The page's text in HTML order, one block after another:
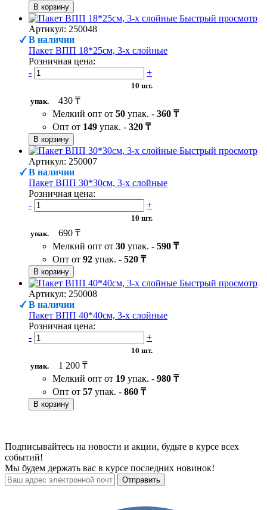
В корзину
Быстрый просмотр
Артикул: 250048
В наличии
Пакет ВПП 18*25см, 3-х слойные
Розничная цена:
-
+
10 шт.
упак.
430 ₸
Мелкий опт от 50 упак. - 360 ₸
Опт от 149 упак. - 320 ₸
В корзину
Быстрый просмотр
Артикул: 250007
В наличии
Пакет ВПП 30*30см, 3-х слойные
Розничная цена:
-
+
10 шт.
упак.
690 ₸
Мелкий опт от 30 упак. - 590 ₸
Опт от 92 упак. - 520 ₸
В корзину
Быстрый просмотр
Артикул: 250008
В наличии
Пакет ВПП 40*40см, 3-х слойные
Розничная цена:
-
+
10 шт.
упак.
1 200 ₸
Мелкий опт от 19 упак. - 980 ₸
Опт от 57 упак. - 860 ₸
В корзину
Подписывайтесь на новости и акции, будьте в курсе всех
событий!
Мы будем держать вас в курсе последних новинок!